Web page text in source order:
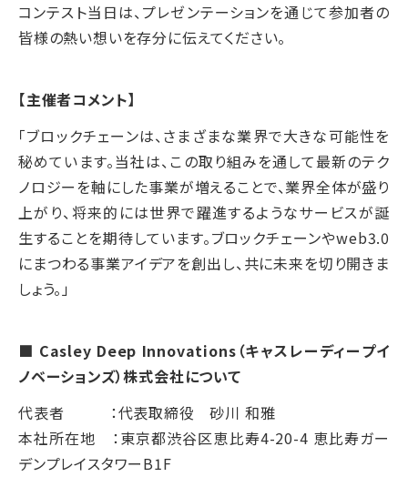
コンテスト当日は、プレゼンテーションを通じて参加者の
皆様の熱い想いを存分に伝えてください。
【主催者コメント】
「ブロックチェーンは、さまざまな業界で大きな可能性を
秘めています。当社は、この取り組みを通して最新のテク
ノロジーを軸にした事業が増えることで、業界全体が盛り
上がり、将来的には世界で躍進するようなサービスが誕
生することを期待しています。ブロックチェーンやweb3.0
にまつわる事業アイデアを創出し、共に未来を切り開きま
しょう。」
■ Casley Deep Innovations（キャスレーディープイ
ノベーションズ）株式会社について
代表者 ：代表取締役 砂川 和雅
本社所在地 ：東京都渋谷区恵比寿4-20-4 恵比寿ガー
デンプレイスタワーB1F